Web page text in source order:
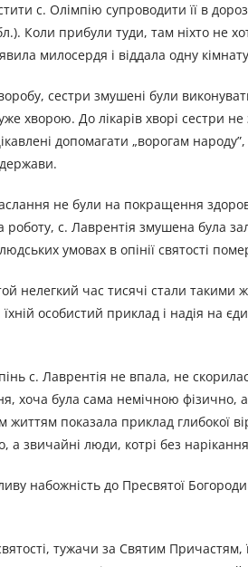
с. Олімпію супроводити її в
Коли прибули туди, там ніхто не
милосердя і віддала одну
сестри змушені були
хворою. До лікарів хворі сестри
допомагати „ворогам
не були на покращення
роботу, с. Лаврентія змушена була
умовах в опінії святості
нелегкий час тисячі стали такими
їхній особистий приклад і надія на
с. Лаврентія не впала, не
хоча була сама немічною фізично,
життям показала приклад глибокої
а звичайні люди, котрі без
набожність до Пресвятої
тужачи за Святим